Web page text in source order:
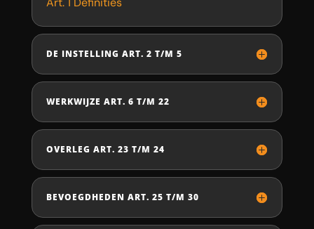
DE INSTELLING ART. 2 T/M 5
WERKWIJZE ART. 6 T/M 22
OVERLEG ART. 23 T/M 24
BEVOEGDHEDEN ART. 25 T/M 30